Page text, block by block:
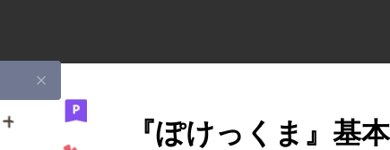
『ぽけっくま』基